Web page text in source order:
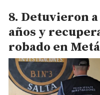
Detuvieron a
años y
robado en